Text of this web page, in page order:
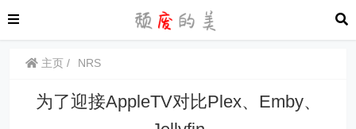
主页 NRS
为了迎接AppleTV对比Plex、Emby、